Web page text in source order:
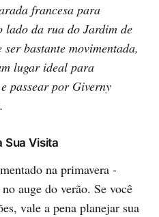
francesa para
lado da rua do Jardim de
bastante movimentada,
lugar ideal para
passear por Giverny
Sua Visita
na primavera -
auge do verão. Se você
vale a pena planejar sua